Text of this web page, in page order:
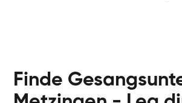
Finde